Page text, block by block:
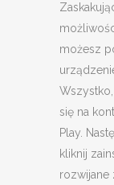
możesz
się na
Play.
kliknij
rozwijane